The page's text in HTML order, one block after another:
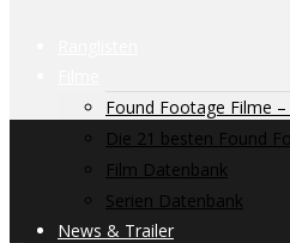
Found Footage Filme –
Die 21 besten Found
Film Datenbank
Serien Datenbank
News & Trailer